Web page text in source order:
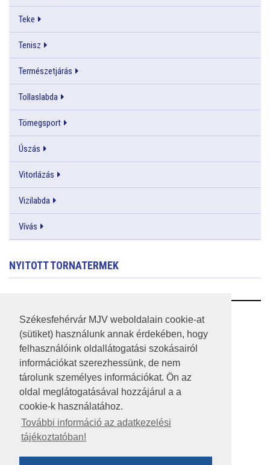
Székesfehérvár MJV weboldalain cookie-at
(sütiket) használunk annak érdekében, hogy
felhasználóink oldallátogatási szokásairól
információkat szerezhessünk, de nem
tárolunk személyes információkat. Ön az
oldal meglátogatásával hozzájárul a a
cookie-k használatához.
További információ az adatkezelési
tájékoztatóban!
Teke
Tenisz
Természetjárás
Tollaslabda
Tömegsport
Úszás
Vitorlázás
Vizilabda
Vívás
NYITOTT TORNATERMEK
RSS
A HONLAP 2017.03.31-I ÁLLAPOTA
JOGI NYILATKOZAT
IMPRESSZUM
KÖZÉRDEKŰ ADATOK